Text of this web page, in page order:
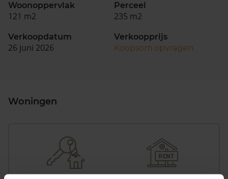
Woonoppervlak
121 m2
Perceel
235 m2
Verkoopdatum
26 juni 2026
Verkoopprijs
Koopsom opvragen
Woningen